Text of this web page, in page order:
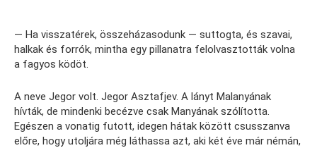
— Ha visszatérek, összeházasodunk — suttogta, és szavai,
halkak és forrók, mintha egy pillanatra felolvasztották volna
a fagyos ködöt.
A neve Jegor volt. Jegor Asztafjev. A lányt Malanyának
hívták, de mindenki becézve csak Manyának szólította.
Egészen a vonatig futott, idegen hátak között csusszanva
előre, hogy utoljára még láthassa azt, aki két éve már némán,